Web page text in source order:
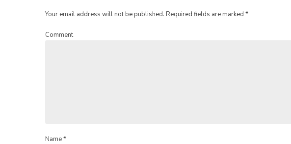
Your email address will not be published. Required fields are marked *
Comment
Name *